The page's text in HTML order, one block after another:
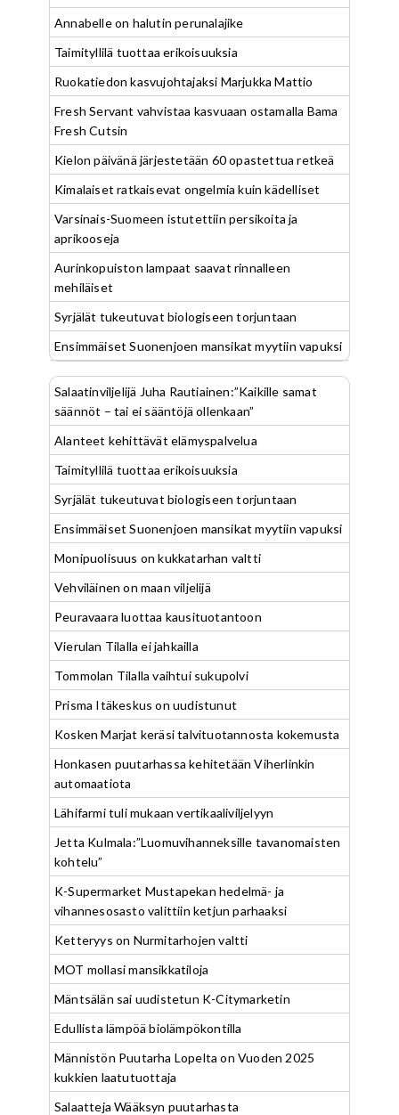
Annabelle on halutin perunalajike
Taimityllilä tuottaa erikoisuuksia
Ruokatiedon kasvujohtajaksi Marjukka Mattio
Fresh Servant vahvistaa kasvuaan ostamalla Bama
Fresh Cutsin
Kielon päivänä järjestetään 60 opastettua retkeä
Kimalaiset ratkaisevat ongelmia kuin kädelliset
Varsinais-Suomeen istutettiin persikoita ja
aprikooseja
Aurinkopuiston lampaat saavat rinnalleen
mehiläiset
Syrjälät tukeutuvat biologiseen torjuntaan
Ensimmäiset Suonenjoen mansikat myytiin vapuksi
Salaatinviljelijä Juha Rautiainen:”Kaikille samat
säännöt – tai ei sääntöjä ollenkaan”
Alanteet kehittävät elämyspalvelua
Taimityllilä tuottaa erikoisuuksia
Syrjälät tukeutuvat biologiseen torjuntaan
Ensimmäiset Suonenjoen mansikat myytiin vapuksi
Monipuolisuus on kukkatarhan valtti
Vehviläinen on maan viljelijä
Peuravaara luottaa kausituotantoon
Vierulan Tilalla ei jahkailla
Tommolan Tilalla vaihtui sukupolvi
Prisma Itäkeskus on uudistunut
Kosken Marjat keräsi talvituotannosta kokemusta
Honkasen puutarhassa kehitetään Viherlinkin
automaatiota
Lähifarmi tuli mukaan vertikaaliviljelyyn
Jetta Kulmala:”Luomuvihanneksille tavanomaisten
kohtelu”
K-Supermarket Mustapekan hedelmä- ja
vihannesosasto valittiin ketjun parhaaksi
Ketteryys on Nurmitarhojen valtti
MOT mollasi mansikkatiloja
Mäntsälän sai uudistetun K-Citymarketin
Edullista lämpöä biolämpökontilla
Männistön Puutarha Lopelta on Vuoden 2025
kukkien laatutuottaja
Salaatteja Wääksyn puutarhasta